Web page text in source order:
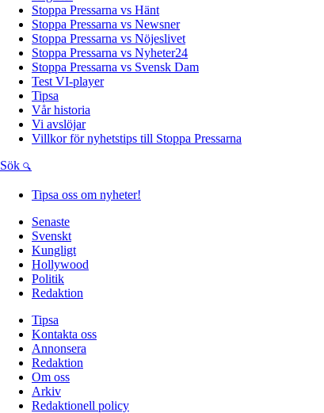
Stoppa Pressarna vs Hänt
Stoppa Pressarna vs Newsner
Stoppa Pressarna vs Nöjeslivet
Stoppa Pressarna vs Nyheter24
Stoppa Pressarna vs Svensk Dam
Test VI-player
Tipsa
Vår historia
Vi avslöjar
Villkor för nyhetstips till Stoppa Pressarna
Sök
Tipsa oss om nyheter!
Senaste
Svenskt
Kungligt
Hollywood
Politik
Redaktion
Tipsa
Kontakta oss
Annonsera
Redaktion
Om oss
Arkiv
Redaktionell policy